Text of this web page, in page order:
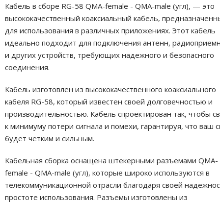
Кабель в сборе RG-58 QMA-female - QMA-male (угл), — это
высококачественный коаксиальный кабель,
для использования в различных приложениях. Этот кабель
идеально подходит для подключения антенн,
и других устройств, требующих надежного и безопасного
соединения.
Кабель изготовлен из высококачественного коаксиального
кабеля RG-58, который известен своей долговечностью и
производительностью. Кабель спроектирован так, чтобы
к минимуму потери сигнала и помехи, гарантируя, что ваш
будет четким и сильным.
Кабельная сборка оснащена штекерными разъемами QMA-
female - QMA-male (угл), которые широко используются в
телекоммуникационной отрасли благодаря своей
простоте использования. Разъемы изготовлены из